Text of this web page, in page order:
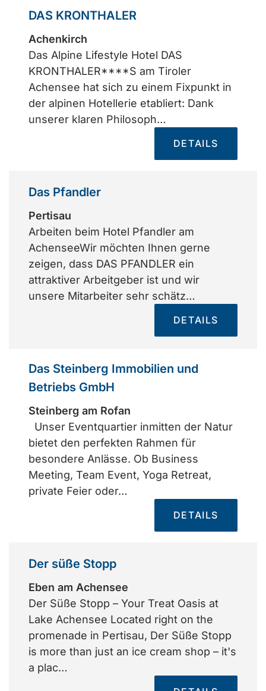
DAS KRONTHALER
Achenkirch
Das Alpine Lifestyle Hotel DAS
KRONTHALER****S am Tiroler
Achensee hat sich zu einem Fixpunkt in
der alpinen Hotellerie etabliert: Dank
unserer klaren Philosoph…
DETAILS
Das Pfandler
Pertisau
Arbeiten beim Hotel Pfandler am
AchenseeWir möchten Ihnen gerne
zeigen, dass DAS PFANDLER ein
attraktiver Arbeitgeber ist und wir
unsere Mitarbeiter sehr schätz…
DETAILS
Das Steinberg Immobilien und
Betriebs GmbH
Steinberg am Rofan
Unser Eventquartier inmitten der Natur
bietet den perfekten Rahmen für
besondere Anlässe. Ob Business
Meeting, Team Event, Yoga Retreat,
private Feier oder…
DETAILS
Der süße Stopp
Eben am Achensee
Der Süße Stopp – Your Treat Oasis at
Lake Achensee Located right on the
promenade in Pertisau, Der Süße Stopp
is more than just an ice cream shop – it's
a plac…